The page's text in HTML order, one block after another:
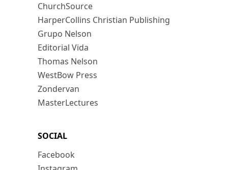
ChurchSource
HarperCollins Christian Publishing
Grupo Nelson
Editorial Vida
Thomas Nelson
WestBow Press
Zondervan
MasterLectures
SOCIAL
Facebook